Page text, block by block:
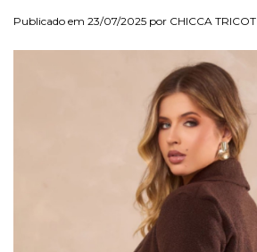
Publicado em 23/07/2025 por CHICCA TRICOT